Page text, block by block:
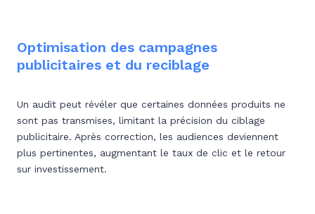
Optimisation des campagnes
publicitaires et du reciblage
Un audit peut révéler que certaines données produits ne
sont pas transmises, limitant la précision du ciblage
publicitaire. Après correction, les audiences deviennent
plus pertinentes, augmentant le taux de clic et le retour
sur investissement.